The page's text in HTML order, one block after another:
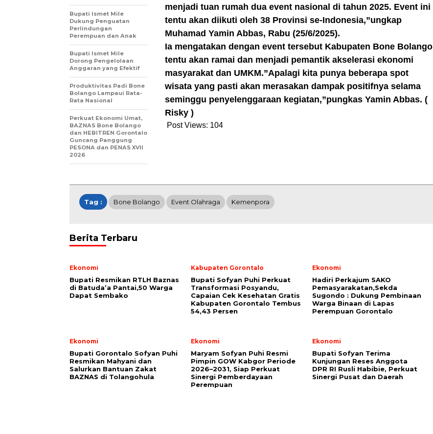
menjadi tuan rumah dua event nasional di tahun 2025. Event ini
tentu akan diikuti oleh 38 Provinsi se-Indonesia,”ungkap
Muhamad Yamin Abbas, Rabu (25/6/2025).
Ia mengatakan dengan event tersebut Kabupaten Bone Bolango
tentu akan ramai dan menjadi pemantik akselerasi ekonomi
masyarakat dan UMKM.”Apalagi kita punya beberapa spot
wisata yang pasti akan merasakan dampak positifnya selama
seminggu penyelenggaraan kegiatan,”pungkas Yamin Abbas. (
Risky )
Post Views: 104
Bupati Ismet Mile
Dukung Penguatan
Perlindungan
Perempuan dan Anak
Bupati Ismet Mile
Dorong Pengelolaan
Anggaran yang Efektif
Produktivitas Padi Bone
Bolango Lampaui Rata-
Rata Nasional
Perkuat Ekonomi Umat,
BAZNAS Bone Bolango
dan HEBITREN Gorontalo
Guncang Panggung
PESONA dan PENAS XVII
2026
Tag : Bone Bolango Event Olahraga Kemenpora
Berita Terbaru
Ekonomi
Bupati Resmikan RTLH Baznas
di Batuda’a Pantai,50 Warga
Dapat Sembako
Kabupaten Gorontalo
Bupati Sofyan Puhi Perkuat
Transformasi Posyandu,
Capaian Cek Kesehatan Gratis
Kabupaten Gorontalo Tembus
54,43 Persen
Ekonomi
Hadiri Perkajum SAKO
Pemasyarakatan,Sekda
Sugondo : Dukung Pembinaan
Warga Binaan di Lapas
Perempuan Gorontalo
Ekonomi
Bupati Gorontalo Sofyan Puhi
Resmikan Mahyani dan
Salurkan Bantuan Zakat
BAZNAS di Tolangohula
Ekonomi
Maryam Sofyan Puhi Resmi
Pimpin GOW Kabgor Periode
2026–2031, Siap Perkuat
Sinergi Pemberdayaan
Perempuan
Ekonomi
Bupati Sofyan Terima
Kunjungan Reses Anggota
DPR RI Rusli Habibie, Perkuat
Sinergi Pusat dan Daerah